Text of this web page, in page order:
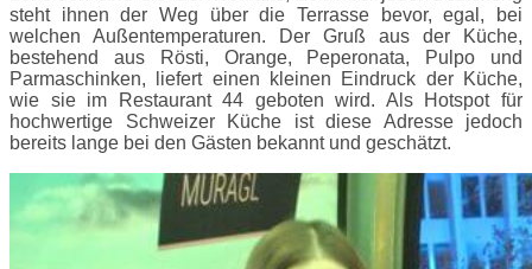
steht ihnen der Weg über die Terrasse bevor, egal, bei
welchen Außentemperaturen. Der Gruß aus der Küche,
bestehend aus Rösti, Orange, Peperonata, Pulpo und
Parmaschinken, liefert einen kleinen Eindruck der Küche,
wie sie im Restaurant 44 geboten wird. Als Hotspot für
hochwertige Schweizer Küche ist diese Adresse jedoch
bereits lange bei den Gästen bekannt und geschätzt.